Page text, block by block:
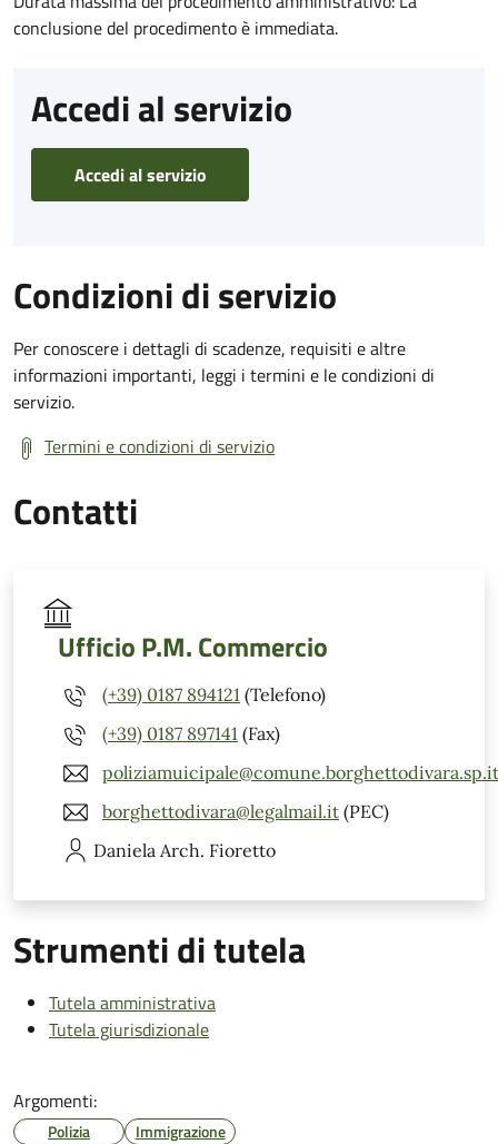
conclusione del procedimento è immediata.
Accedi al servizio
Accedi al servizio
Condizioni di servizio
Per conoscere i dettagli di scadenze, requisiti e altre
informazioni importanti, leggi i termini e le condizioni di
servizio.
Termini e condizioni di servizio
Contatti
Ufficio P.M. Commercio
(+39) 0187 894121 (Telefono)
(+39) 0187 897141 (Fax)
poliziamuicipale@comune.borghettodivara.sp.it
borghettodivara@legalmail.it (PEC)
Daniela Arch. Fioretto
Strumenti di tutela
Tutela amministrativa
Tutela giurisdizionale
Argomenti:
Polizia Immigrazione